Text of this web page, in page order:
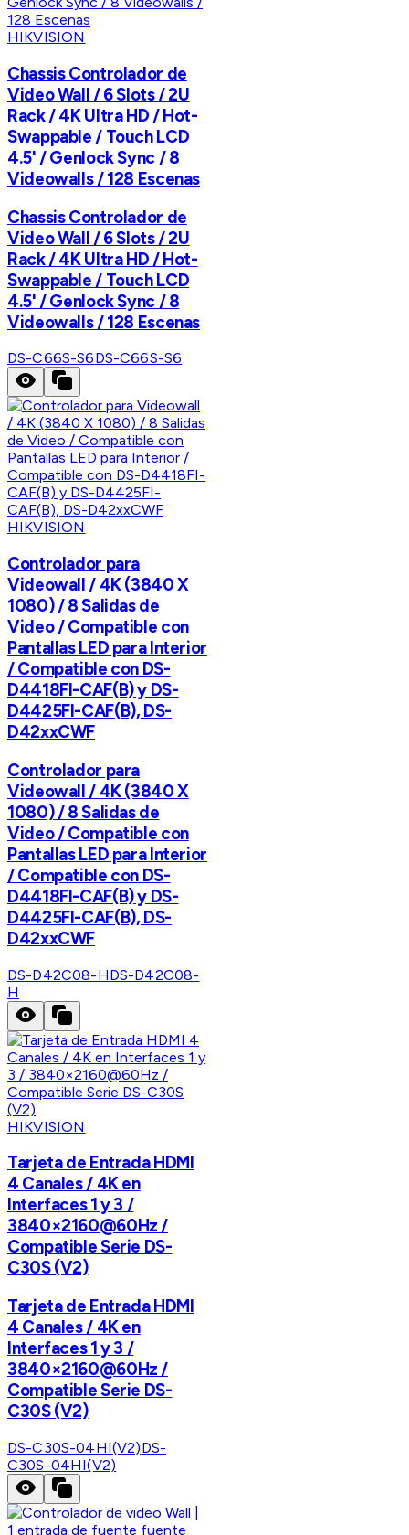
HIKVISION
Chassis Controlador de
Video Wall / 6 Slots / 2U
Rack / 4K Ultra HD / Hot-
Swappable / Touch LCD
4.5' / Genlock Sync / 8
Videowalls / 128 Escenas
Chassis Controlador de
Video Wall / 6 Slots / 2U
Rack / 4K Ultra HD / Hot-
Swappable / Touch LCD
4.5' / Genlock Sync / 8
Videowalls / 128 Escenas
DS-C66S-S6DS-C66S-S6
HIKVISION
Controlador para
Videowall / 4K (3840 X
1080) / 8 Salidas de
Video / Compatible con
Pantallas LED para Interior
/ Compatible con DS-
D4418FI-CAF(B) y DS-
D4425FI-CAF(B), DS-
D42xxCWF
Controlador para
Videowall / 4K (3840 X
1080) / 8 Salidas de
Video / Compatible con
Pantallas LED para Interior
/ Compatible con DS-
D4418FI-CAF(B) y DS-
D4425FI-CAF(B), DS-
D42xxCWF
DS-D42C08-HDS-D42C08-
H
HIKVISION
Tarjeta de Entrada HDMI
4 Canales / 4K en
Interfaces 1 y 3 /
3840×2160@60Hz /
Compatible Serie DS-
C30S (V2)
Tarjeta de Entrada HDMI
4 Canales / 4K en
Interfaces 1 y 3 /
3840×2160@60Hz /
Compatible Serie DS-
C30S (V2)
DS-C30S-04HI(V2)DS-
C30S-04HI(V2)